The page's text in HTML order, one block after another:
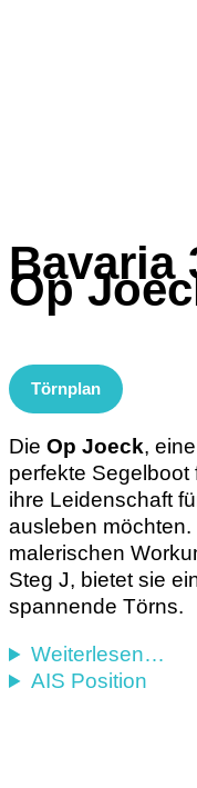
Bavaria
Op
Törnplan
Die Op Joeck,
perfekte Segelboot
ihre Leidenschaft
ausleben möchten.
malerischen
Steg J, bietet sie
spannende Törns.
Weiterlesen…
AIS Position